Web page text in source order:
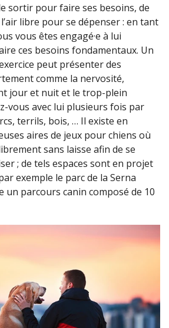
sortir pour faire ses besoins, de
libre pour se dépenser : en tant
vous êtes engagé·e à lui
ces besoins fondamentaux. Un
peut présenter des
comme la nervosité,
jour et nuit et le trop-plein
vous avec lui plusieurs fois par
terrils, bois, … Il existe en
aires de jeux pour chiens où
sans laisse afin de se
; de tels espaces sont en projet
exemple le parc de la Serna
un parcours canin composé de 10